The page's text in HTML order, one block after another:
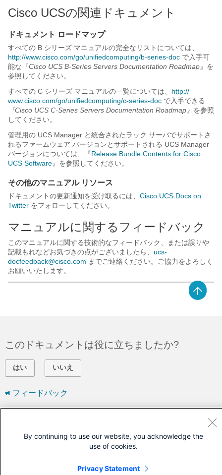
Cisco UCSの関連ドキュメント
ドキュメント ロードマップ
すべての B シリーズ マニュアルの完全なリストについては、
http:/​/​www.cisco.com/​go/​unifiedcomputing/​b-series-doc で入手可
能な『Cisco UCS B-Series Servers Documentation Roadmap』 を
参照してください。
すべての C シリーズ マニュアルの一覧については、 http:/​/​
www.cisco.com/​go/​unifiedcomputing/​c-series-doc で入手できる
『Cisco UCS C-Series Servers Documentation Roadmap』 を参照
してください。
管理用の UCS Manager と統合されたラック サーバでサポートさ
れるファームウェア バージョンとサポートされる UCS Manager
バージョンについては、『Release Bundle Contents for Cisco
UCS Software』を参照してください。
その他のマニュアル リソース
ドキュメントの更新通知を受け取るには、 Cisco UCS Docs on
Twitter をフォローしてください。
マニュアルに関するフィードバック
このマニュアルに関する技術的なフィードバック、または誤りや
記載もれなどお気づきの点がございましたら、 ucs-
docfeedback@cisco.com までご連絡ください。ご協力をよろしく
お願いいたします。
このドキュメントは役に立ちましたか?
はい いいえ
フィードバック
サポート ケースをオープン
By continuing to use our website, you acknowledge the
use of cookies.
Privacy Statement